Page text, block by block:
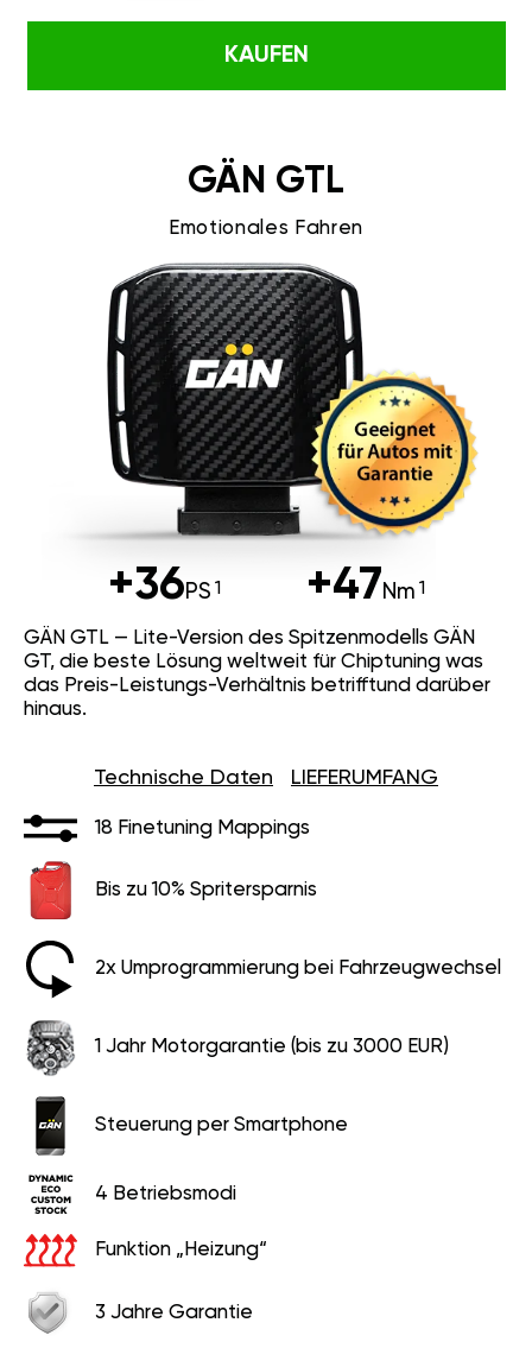
KAUFEN
GÄN GTL
Emotionales Fahren
+36PS +47Nm
GÄN GTL — Lite-Version des Spitzenmodells GÄN
GT, die beste Lösung weltweit für Chiptuning was
das Preis-Leistungs-Verhältnis betrifftund darüber
hinaus.
Technische Daten LIEFERUMFANG
18 Finetuning Mappings
Bis zu 10% Spritersparnis
2x Umprogrammierung bei Fahrzeugwechsel
1 Jahr Motorgarantie (bis zu 3000 EUR)
Steuerung per Smartphone
4 Betriebsmodi
Funktion „Heizung“
3 Jahre Garantie